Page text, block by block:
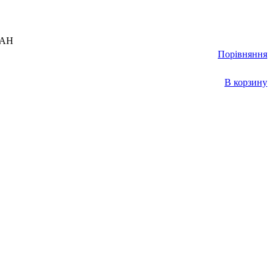
Порівняння
В корзину